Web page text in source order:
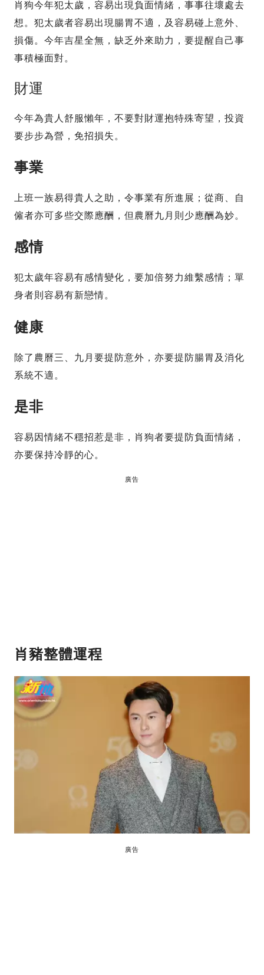
肖狗今年犯太歲，容易出現負面情緒，事事往壞處去
想。犯太歲者容易出現腸胃不適，及容易碰上意外、
損傷。今年吉星全無，缺乏外來助力，要提醒自己事
事積極面對。
財運
今年為貴人舒服懶年，不要對財運抱特殊寄望，投資
要步步為營，免招損失。
事業
上班一族易得貴人之助，令事業有所進展；從商、自
僱者亦可多些交際應酬，但農曆九月則少應酬為妙。
感情
犯太歲年容易有感情變化，要加倍努力維繫感情；單
身者則容易有新戀情。
健康
除了農曆三、九月要提防意外，亦要提防腸胃及消化
系統不適。
是非
容易因情緒不穩招惹是非，肖狗者要提防負面情緒，
亦要保持冷靜的心。
廣告
肖豬整體運程
廣告